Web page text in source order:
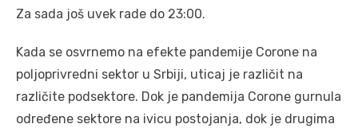
Za sada još uvek rade do 23:00.
Kada se osvrnemo na efekte pandemije Corone na
poljoprivredni sektor u Srbiji, uticaj je različit na
različite podsektore. Dok je pandemija Corone gurnula
određene sektore na ivicu postojanja, dok je drugima